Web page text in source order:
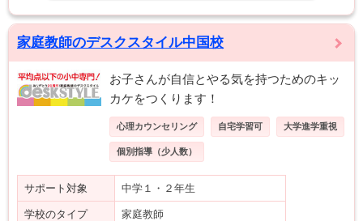
家庭教師のデスクスタイル中国校
お子さんが自信とやる気を持つためのキッ
カケをつくります！
心理カウンセリング 自宅学習可 大学進学重視
個別指導（少人数）
サポート対象 中学１・２年生
学校のタイプ 家庭教師